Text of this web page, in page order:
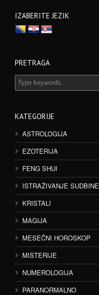
IZABERITE JEZIK
PRETRAGA
KATEGORIJE
ASTROLOGIJA
EZOTERIJA
FENG SHUI
ISTRAŽIVANJE SUDBINE
KRISTALI
MAGIJA
MESEČNI HOROSKOP
MISTERIJE
NUMEROLOGIJA
PARANORMALNO